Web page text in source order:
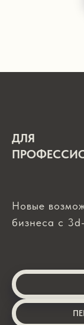
ДЛЯ
Новые
бизнеса с